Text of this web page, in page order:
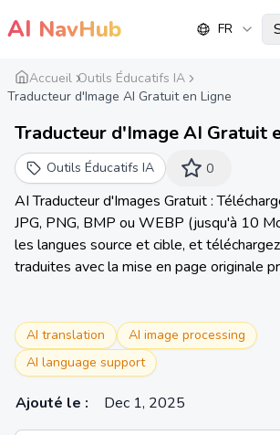
AI NavHub FR
Accueil Outils Éducatifs IA
Traducteur d'Image AI Gratuit en Ligne
Traducteur d'Image AI Gratuit
Traduisez le Texte dans les
Instantanément |
Outils Éducatifs IA 0
AI Traducteur d'Images Gratuit :
JPG, PNG, BMP ou WEBP (jusqu'à 10
les langues source et cible, et
traduites avec la mise en page originale
entreprises localisant des visuels.
sans effort !
AI translation
AI image processing
AI language support
Ajouté le : Dec 1, 2025